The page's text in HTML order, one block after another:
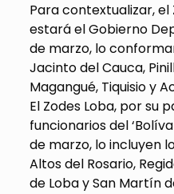
Para contextualizar, el
estará el Gobierno
de marzo, lo
Jacinto del Cauca,
Magangué, Tiquisio y
El Zodes Loba, por su
funcionarios del
de marzo, lo incluyen
Altos del Rosario,
de Loba y San Martín